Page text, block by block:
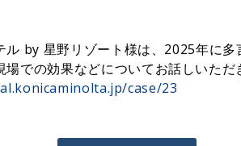
ル by 星野リゾート様は、2025年に多
場での効果などについてお話しいた
case/23